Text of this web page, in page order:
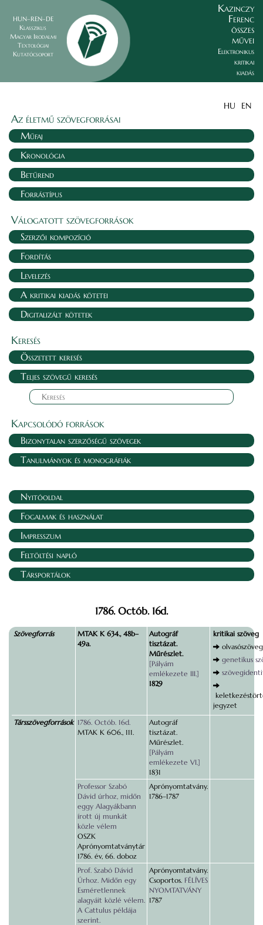
HUN–REN–DE
Klasszikus
Magyar Irodalmi
Textológiai
Kutatócsoport
Kazinczy
Ferenc
összes
művei
Elektronikus
kritikai
kiadás
HU EN
Az életmű szövegforrásai
Műfaj
Kronológia
Betűrend
Forrástípus
Válogatott szövegforrások
Szerzői kompozíció
Fordítás
Levelezés
A kritikai kiadás kötetei
Digitalizált kötetek
Keresés
Összetett keresés
Teljes szövegű keresés
Kapcsolódó források
Bizonytalan szerzőségű szövegek
Tanulmányok és monográfiák
Nyitóoldal
Fogalmak és használat
Impresszum
Feltöltési napló
Társportálok
1786. Octób. 16d.
Szövegforrás
MTAK K 634., 48b–
49a.
Autográf
tisztázat.
Műrészlet.
[Pályám
emlékezete III.]
1829
kritikai szöveg
olvasószöveg
genetikus
jegyzet
Társszövegforrások 1786. Octób. 16d.
MTAK K 606., 111.
Autográf
tisztázat.
Műrészlet.
[Pályám
emlékezete VI.]
1831
Professor Szabó
Dávid úrhoz, midőn
eggy Alagyákbann
írott új munkát
közle vélem
OSZK
Aprónyomtatványtár
1786. év, 66. doboz
Aprónyomtatvány.
1786–1787
Prof. Szabó Dávid
Úrhoz. Midőn egy
Esméretlennek
alagyáit közlé vélem.
A Cattulus példája
szerint.
Aprónyomtatvány.
Csoportos. FÉLÍVES
NYOMTATVÁNY
1787